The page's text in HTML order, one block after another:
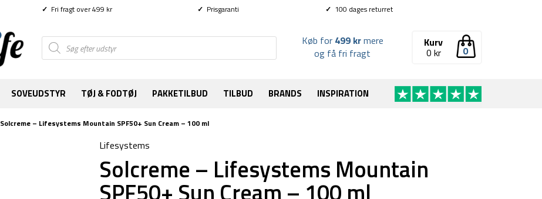
✓ Fri fragt over 499 kr ✓ Prisgaranti ✓ 100 dages returret
Products
search 0
Kurv
0 kr
Køb for 499 krmere
og få fri fragt
SOVEUDSTYR TØJ & FODTØJ PAKKETILBUD TILBUD BRANDS INSPIRATION
Solcreme – Lifesystems Mountain SPF50+ Sun Cream – 100 ml
Lifesystems
Solcreme – Lifesystems Mountain